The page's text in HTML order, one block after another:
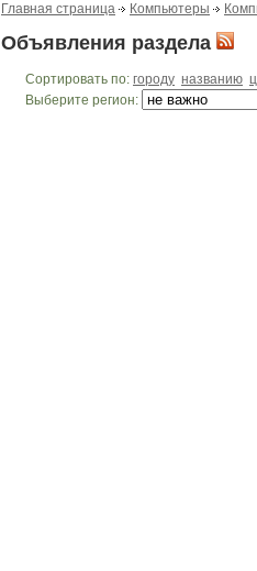
Главная страница Компьютеры
Объявления раздела
Сортировать по: городу названию
Выберите регион: